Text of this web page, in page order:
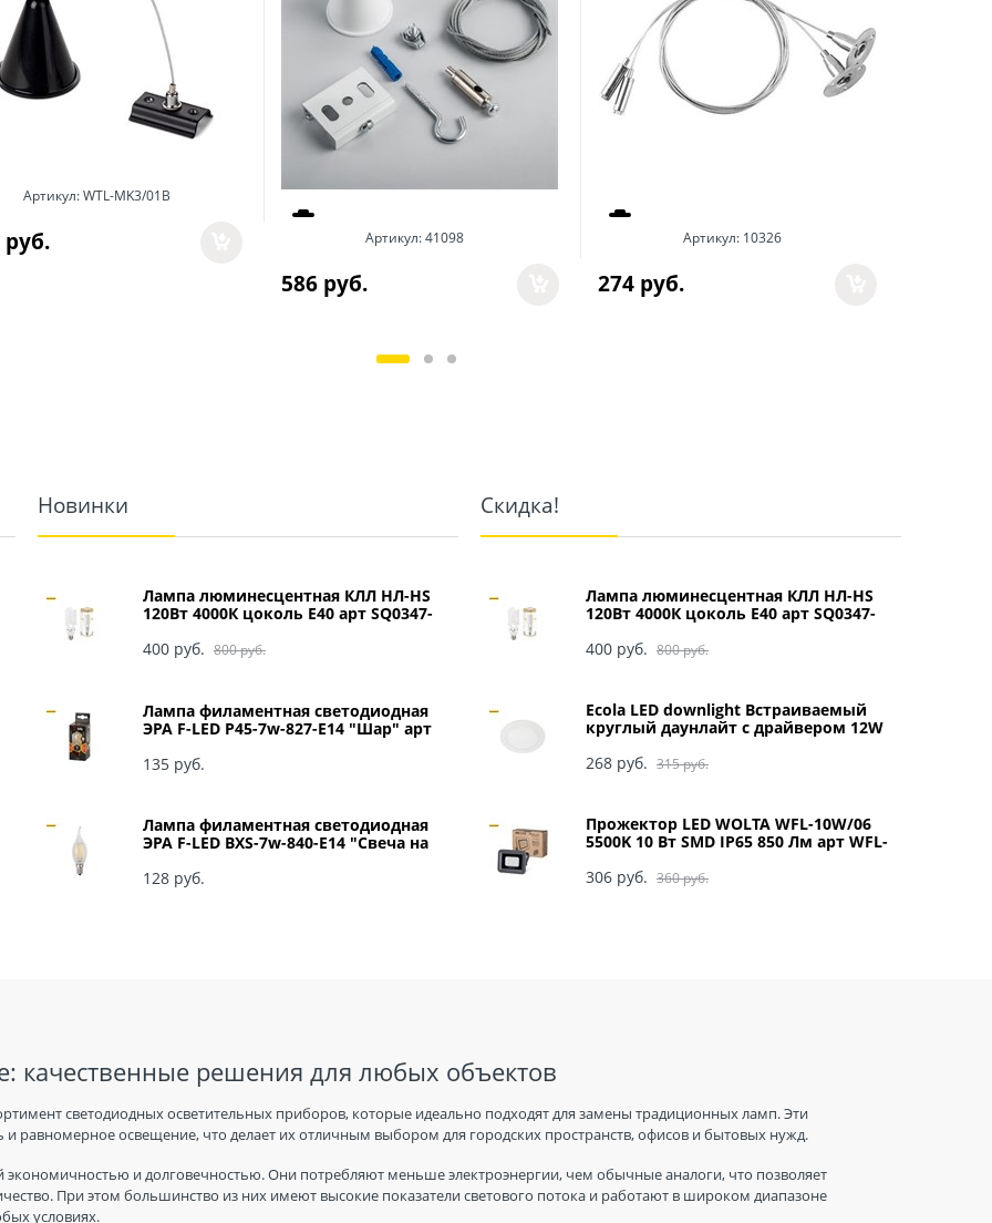
Артикул:WTL-MK3/01B
руб. Артикул:41098
586 руб.
Артикул: 10326
274 руб.
Новинки
Лампа люминесцентная КЛЛ НЛ-HS
120Вт 4000К цоколь Е40 арт SQ0347-
800 руб.
400 руб.
Лампа филаментная светодиодная
ЭРА F-LED P45-7w-827-E14 "Шар" арт
135 руб.
Лампа филаментная светодиодная
ЭРА F-LED BXS-7w-840-E14 "Свеча на
128 руб.
Скидка!
Лампа люминесцентная КЛЛ НЛ-HS
120Вт 4000К цоколь Е40 арт SQ0347-
800 руб.
400 руб.
Ecola LED downlight Встраиваемый
круглый даунлайт с драйвером 12W
315 руб.
268 руб.
Прожектор LED WOLTA WFL-10W/06
5500K 10 Вт SMD IP65 850 Лм арт WFL-
360 руб.
306 руб.
качественные решения для любых объектов
светодиодных осветительных приборов, которые идеально подходят для замены традиционных ламп. Эти
и равномерное освещение, что делает их отличным выбором для городских пространств, офисов и бытовых нужд.
и долговечностью. Они потребляют меньше электроэнергии, чем обычные аналоги, что позволяет
При этом большинство из них имеют высокие показатели светового потока и работают в широком диапазоне
условиях.